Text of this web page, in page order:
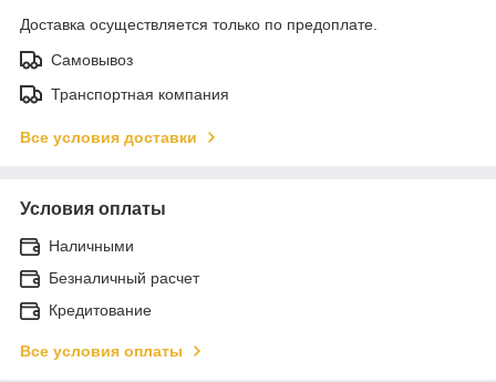
Доставка осуществляется только по предоплате.
Самовывоз
Транспортная компания
Все условия доставки
Условия оплаты
Наличными
Безналичный расчет
Кредитование
Все условия оплаты